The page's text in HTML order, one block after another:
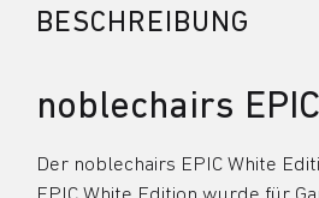
BESCHREIBUNG
noblechairs
Der noblechairs EPIC White